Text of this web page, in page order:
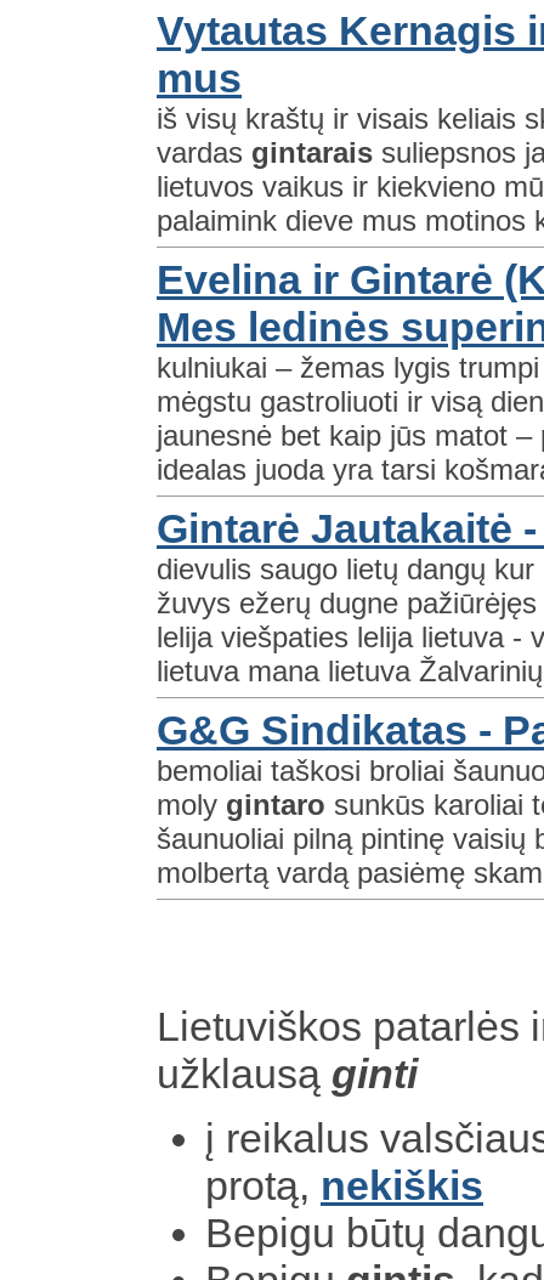
Vytautas Kernagis
mus
iš visų kraštų ir visais keliais
vardas gintarais suliepsnos
lietuvos vaikus ir kiekvieno
palaimink dieve mus motinos
Evelina ir Gintarė
Mes ledinės
kulniukai – žemas lygis
mėgstu gastroliuoti ir visą
jaunesnė bet kaip jūs matot
idealas juoda yra tarsi
Gintarė Jautakaitė
dievulis saugo lietų dangų
žuvys ežerų dugne
lelija viešpaties lelija lietuva -
lietuva mana lietuva
G&G Sindikatas -
bemoliai taškosi broliai
moly gintaro sunkūs karoliai
šaunuoliai pilną pintinę vaisių
molbertą vardą pasiėmę
Lietuviškos patarlės
užklausą ginti
į reikalus
protą, nekiškis
Bepigu būtų